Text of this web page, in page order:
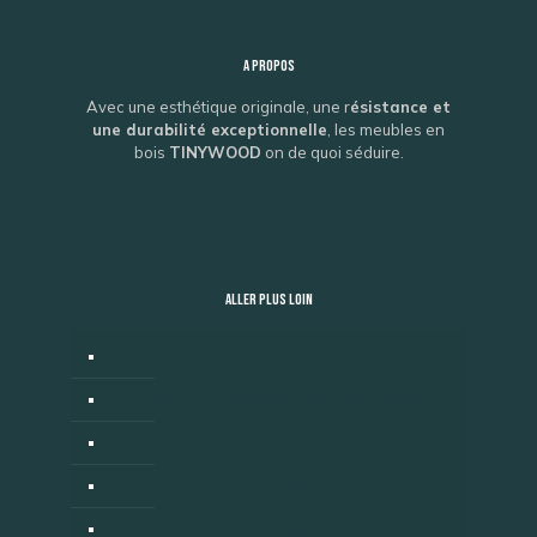
A propos
Avec une esthétique originale, une résistance et
une durabilité exceptionnelle , les meubles en
bois TINYWOOD on de quoi séduire.
ALLER PLUS LOIN